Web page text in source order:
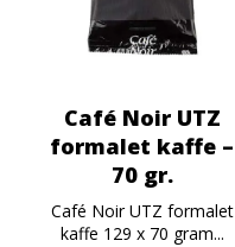
Café Noir UTZ
formalet kaffe –
70 gr.
Café Noir UTZ formalet
kaffe 129 x 70 gram...